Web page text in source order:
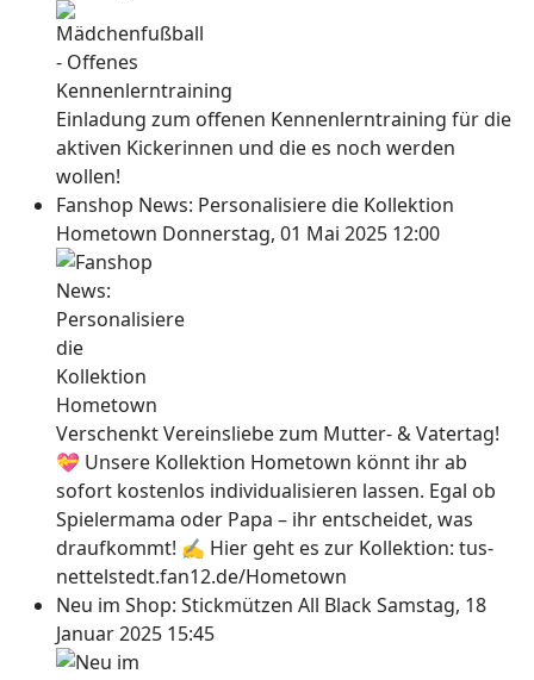
Einladung zum offenen Kennenlerntraining für die
aktiven Kickerinnen und die es noch werden
wollen!
Fanshop News: Personalisiere die Kollektion
Hometown Donnerstag, 01 Mai 2025 12:00
Verschenkt Vereinsliebe zum Mutter- & Vatertag!
💝 Unsere Kollektion Hometown könnt ihr ab
sofort kostenlos individualisieren lassen. Egal ob
Spielermama oder Papa – ihr entscheidet, was
draufkommt! ✍ Hier geht es zur Kollektion: tus-
nettelstedt.fan12.de/Hometown
Neu im Shop: Stickmützen All BlackSamstag, 18
Januar 2025 15:45